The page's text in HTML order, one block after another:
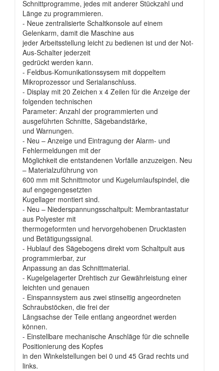
Schnittprogramme, jedes mit anderer Stückzahl und
Länge zu programmieren.
- Neue zentralisierte Schaltkonsole auf einem
Gelenkarm, damit die Maschine aus
jeder Arbeitsstellung leicht zu bedienen ist und der Not-
Aus-Schalter jederzeit
gedrückt werden kann.
- Feldbus-Komunikationssysem mit doppeltem
Mikroprozessor und Serialanschluss.
- Display mit 20 Zeichen x 4 Zeilen für die Anzeige der
folgenden technischen
Parameter: Anzahl der programmierten und
ausgeführten Schnitte, Sägebandstärke,
und Warnungen.
- Neu – Anzeige und Eintragung der Alarm- und
Fehlermeldungen mit der
Möglichkeit die entstandenen Vorfälle anzuzeigen. Neu
– Materialzuführung von
600 mm mit Schnittmotor und Kugelumlaufspindel, die
auf engegengesetzten
Kugellager montiert sind.
- Neu – Niederspannungsschaltpult: Membrantastatur
aus Polyester mit
thermogeformten und hervorgehobenen Drucktasten
und Betätigungssignal.
- Hublauf des Sägebogens direkt vom Schaltpult aus
programmierbar, zur
Anpassung an das Schnittmaterial.
- Kugelgelagerter Drehtisch zur Gewährleistung einer
leichten und genauen
- Einspannsystem aus zwei stinseitig angeordneten
Schraubstöcken, die frei der
Längsachse der Teile entlang angeordnet werden
können.
- Einstellbare mechanische Anschläge für die schnelle
Positionierung des Kopfes
in den Winkelstellungen bei 0 und 45 Grad rechts und
links.